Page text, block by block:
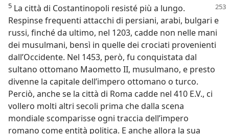
5 La città di Costantinopoli resisté più a lungo.
Respinse frequenti attacchi di persiani, arabi, bulgari e
russi, finché da ultimo, nel 1203, cadde non nelle mani
dei musulmani, bensì in quelle dei crociati provenienti
dall’Occidente. Nel 1453, però, fu conquistata dal
sultano ottomano Maometto II, musulmano, e presto
divenne la capitale dell’impero ottomano o turco.
Perciò, anche se la città di Roma cadde nel 410 E.V., ci
vollero molti altri secoli prima che dalla scena
mondiale scomparisse ogni traccia dell’impero
romano come entità politica. E anche allora la sua